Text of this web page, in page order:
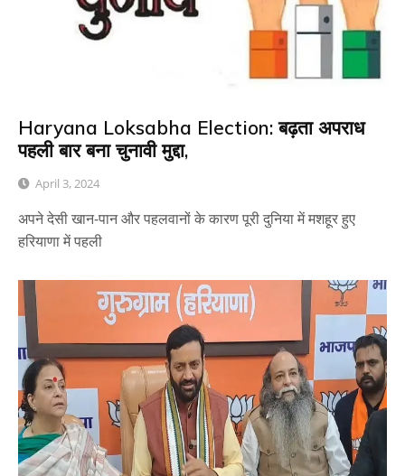
Haryana Loksabha Election: बढ़ता अपराध
पहली बार बना चुनावी मुद्दा,
April 3, 2024
अपने देसी खान-पान और पहलवानों के कारण पूरी दुनिया में मशहूर हुए
हरियाणा में पहली